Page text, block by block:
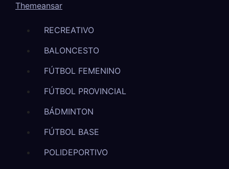
Themeansar
RECREATIVO
BALONCESTO
FÚTBOL FEMENINO
FÚTBOL PROVINCIAL
BÁDMINTON
FÚTBOL BASE
POLIDEPORTIVO